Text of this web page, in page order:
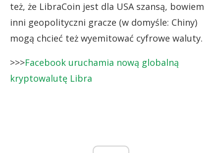
też, że LibraCoin jest dla USA szansą, bowiem
inni geopolityczni gracze (w domyśle: Chiny)
mogą chcieć też wyemitować cyfrowe waluty.
>>>Facebook uruchamia nową globalną
kryptowalutę Libra